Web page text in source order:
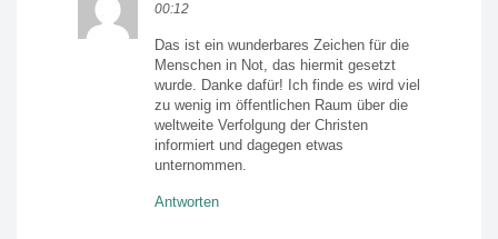
00:12
Das ist ein wunderbares Zeichen für die
Menschen in Not, das hiermit gesetzt
wurde. Danke dafür! Ich finde es wird viel
zu wenig im öffentlichen Raum über die
weltweite Verfolgung der Christen
informiert und dagegen etwas
unternommen.
Antworten